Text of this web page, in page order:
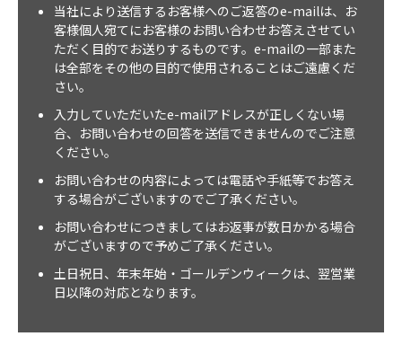
当社により送信するお客様へのご返答のe-mailは、お
客様個人宛てにお客様のお問い合わせお答えさせてい
ただく目的でお送りするものです。e-mailの一部また
は全部をその他の目的で使用されることはご遠慮くだ
さい。
入力していただいたe-mailアドレスが正しくない場
合、お問い合わせの回答を送信できませんのでご注意
ください。
お問い合わせの内容によっては電話や手紙等でお答え
する場合がございますのでご了承ください。
お問い合わせにつきましてはお返事が数日かかる場合
がございますので予めご了承ください。
土日祝日、年末年始・ゴールデンウィークは、翌営業
日以降の対応となります。